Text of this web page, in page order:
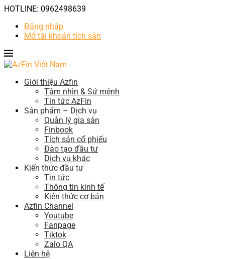
HOTLINE: 0962498639
Đăng nhập
Mở tài khoản tích sản
Giới thiệu Azfin
Tầm nhìn & Sứ mệnh
Tin tức AzFin
Sản phẩm – Dịch vụ
Quản lý gia sản
Finbook
Tích sản cổ phiếu
Đào tạo đầu tư
Dịch vụ khác
Kiến thức đầu tư
Tin tức
Thông tin kinh tế
Kiến thức cơ bản
Azfin Channel
Youtube
Fanpage
Tiktok
Zalo QA
Liên hệ